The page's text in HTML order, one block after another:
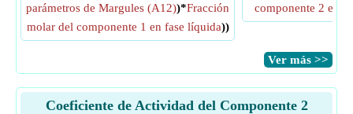
parámetros de Margules (A12))*Fracción
molar del componente 1 en fase líquida))
componente 2 en
​Ver más >>
Coeficiente de Actividad del Componente 2